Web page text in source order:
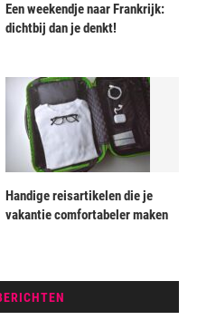
Een weekendje naar Frankrijk:
dichtbij dan je denkt!
Handige reisartikelen die je
vakantie comfortabeler maken